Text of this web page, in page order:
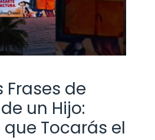
Frases de
un Hijo:
que Tocarás el